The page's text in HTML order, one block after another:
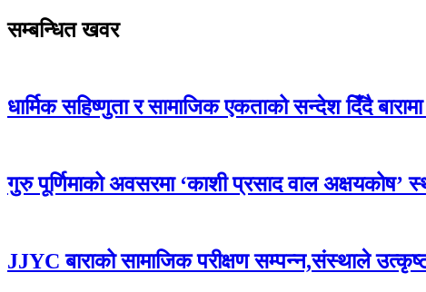
सम्बन्धित खवर
धार्मिक सहिष्णुता र सामाजिक एकताको सन्देश दिँदै बारामा
गुरु पूर्णिमाको अवसरमा ‘काशी प्रसाद वाल अक्षयकोष’
JJYC बाराको सामाजिक परीक्षण सम्पन्न,संस्थाले